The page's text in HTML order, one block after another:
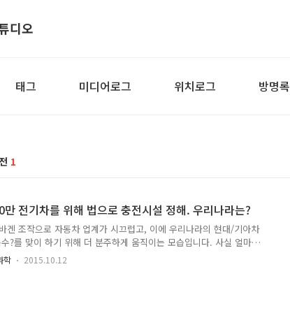
디오
태그 미디어로그 위치로그 방명록
1
전기차를 위해 법으로 충전시설 정해. 우리나라는?
겐 조작으로 자동차 업계가 시끄럽고, 이에 우리나라의 현대/기아차
?를 맞이 하기 위해 더 분주하게 움직이는 모습입니다. 사실 얼마
도 국내차에 대한 불신으로 인해 수입차의 점유율이 엄청나게 올라
서도 사업 부진등으로 인해 참 힘든 시기였는데요, 과연 이번이 그
학 2015.10.12